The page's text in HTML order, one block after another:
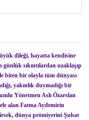
dileği, hayatta kendisine
sıkıntılardan uzaklaşıp
biten bir olayla tüm dünyası
yakınlık duymadığı bir
Yönetmen Aslı Özarslan
alan Fatma Aydemirin
dünya prömiyerini Şubat